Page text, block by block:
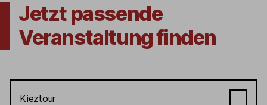
Jetzt passende
Veranstaltung finden
Kieztour